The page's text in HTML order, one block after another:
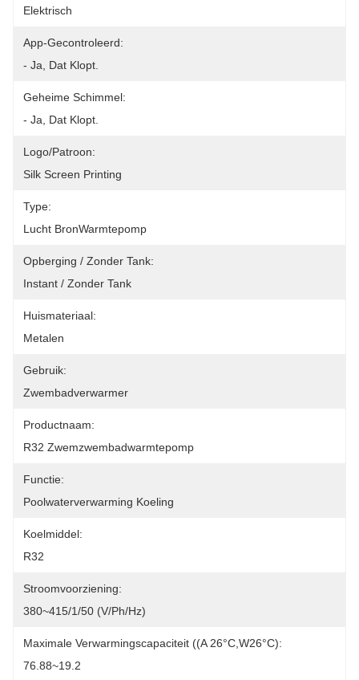
Elektrisch
App-Gecontroleerd:
- Ja, Dat Klopt.
Geheime Schimmel:
- Ja, Dat Klopt.
Logo/patroon:
Silk Screen Printing
Type:
Lucht BronWarmtepomp
Opberging / Zonder Tank:
Instant / Zonder Tank
Huismateriaal:
Metalen
Gebruik:
Zwembadverwarmer
Productnaam:
R32 Zwemzwembadwarmtepomp
Functie:
Poolwaterverwarming Koeling
Koelmiddel:
R32
Stroomvoorziening:
380~415/1/50 (V/Ph/Hz)
Maximale Verwarmingscapaciteit ((A 26°C,W26°C):
76.88~19.2